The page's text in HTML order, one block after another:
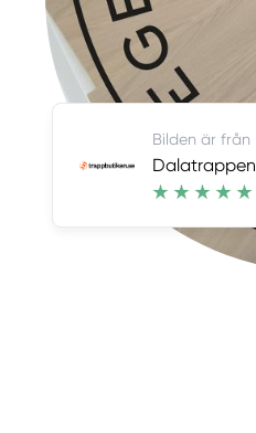
Bilden är från
Dalatrappen